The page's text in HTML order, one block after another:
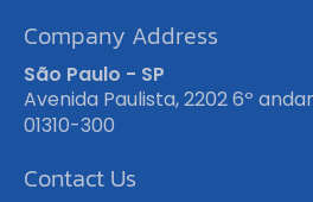
Company Address
São Paulo - SP
Avenida Paulista, 2202 6º
01310-300
Contact Us